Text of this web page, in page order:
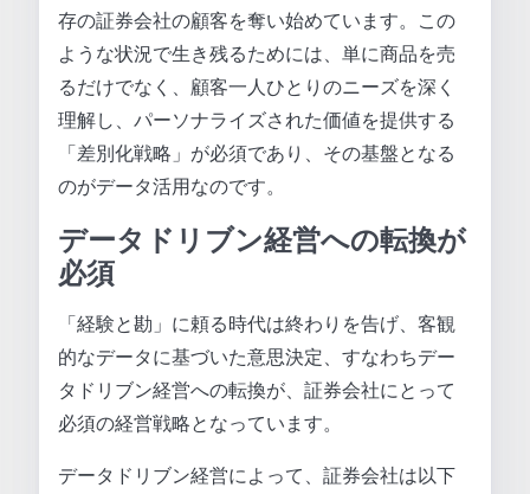
存の証券会社の顧客を奪い始めています。この
ような状況で生き残るためには、単に商品を売
るだけでなく、顧客一人ひとりのニーズを深く
理解し、パーソナライズされた価値を提供する
「差別化戦略」が必須であり、その基盤となる
のがデータ活用なのです。
データドリブン経営への転換が
必須
「経験と勘」に頼る時代は終わりを告げ、客観
的なデータに基づいた意思決定、すなわちデー
タドリブン経営への転換が、証券会社にとって
必須の経営戦略となっています。
データドリブン経営によって、証券会社は以下